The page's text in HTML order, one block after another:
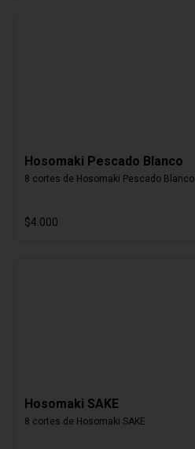
Hosomaki Pescado Blanco
8 cortes de Hosomaki Pescado Blanco
$4.000
Hosomaki SAKE
8 cortes de Hosomaki SAKE